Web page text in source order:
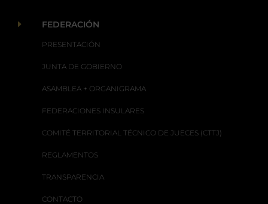
E FEDERACIÓN
PRESENTACIÓN
JUNTA DE GOBIERNO
ASAMBLEA + ORGANIGRAMA
FEDERACIONES INSULARES
COMITÉ TERRITORIAL TÉCNICO DE JUECES (CTTJ)
REGLAMENTOS
TRANSPARENCIA
CONTACTO